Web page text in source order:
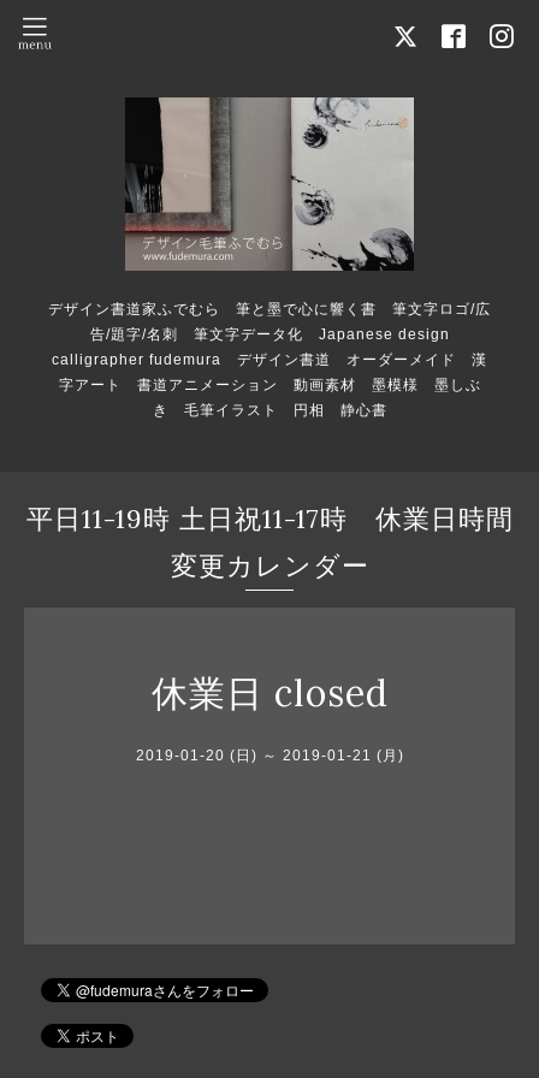
デザイン書道家ふでむら 筆と墨で心に響く書 筆文字ロゴ/広
告/題字/名刺 筆文字データ化 Japanese design
calligrapher fudemura デザイン書道 オーダーメイド 漢
字アート 書道アニメーション 動画素材 墨模様 墨しぶ
き 毛筆イラスト 円相 静心書
平日11-19時 土日祝11-17時 休業日時間
変更カレンダー
休業日 closed
2019-01-20 (日) ～ 2019-01-21 (月)